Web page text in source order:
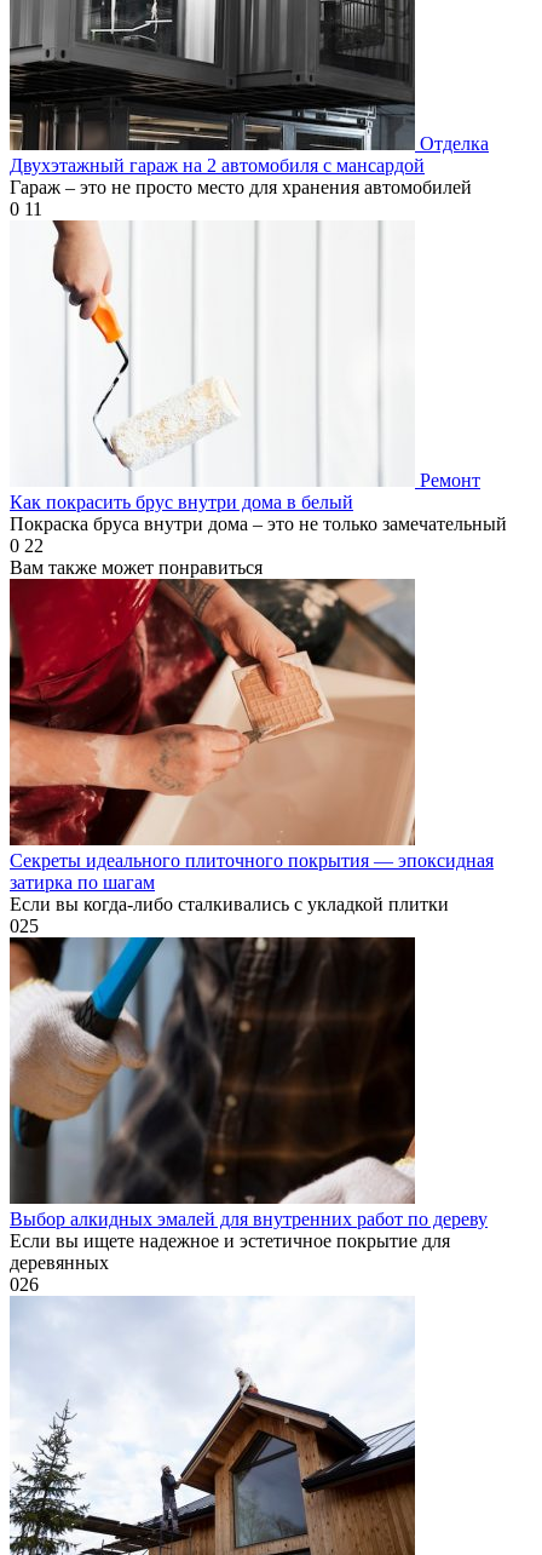
Отделка
Двухэтажный гараж на 2 автомобиля с мансардой
Гараж – это не просто место для хранения автомобилей
0 11
Ремонт
Как покрасить брус внутри дома в белый
Покраска бруса внутри дома – это не только замечательный
0 22
Вам также может понравиться
Секреты идеального плиточного покрытия — эпоксидная
затирка по шагам
Если вы когда-либо сталкивались с укладкой плитки
025
Выбор алкидных эмалей для внутренних работ по дереву
Если вы ищете надежное и эстетичное покрытие для
деревянных
026